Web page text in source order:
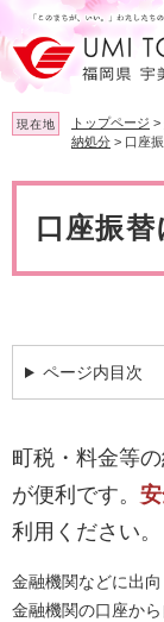
ー
ジ
の
先
頭
す
ニ
ュ
ー
を
飛
し
文字サイ
背景色変
現在地 トップページ >
納処分 > 口座
口座振
ページ内目次
町税・料金等
が便利です。
利用ください。
金融機関などに出
金融機関の口座か